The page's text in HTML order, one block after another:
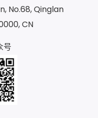
No.68, Qinglan
CN
号